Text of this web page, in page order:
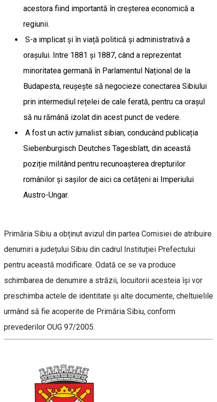
acestora fiind importantă în creșterea economică a
regiunii.
S-a implicat și în viață politică și administrativă a
orașului. Intre 1881 și 1887, când a reprezentat
minoritatea germană în Parlamentul Național de la
Budapesta, reușește să negocieze conectarea Sibiului
prin intermediul rețelei de cale ferată, pentru ca orașul
să nu rămână izolat din acest punct de vedere.
A fost un activ jurnalist sibian, conducând publicația
Siebenburgisch Deutches Tagesblatt, din această
poziție militând pentru recunoașterea drepturilor
românilor și sașilor de aici ca cetățeni ai Imperiului
Austro-Ungar.
Primăria Sibiu a obținut avizul din partea Comisiei de atribuire
denumiri a județului Sibiu din cadrul Instituției Prefectului
pentru această modificare. Odată ce se va produce
schimbarea de denumire a străzii, locuitorii acesteia își vor
preschimba actele de identitate și alte documente, cheltuielile
urmând să fie acoperite de Primăria Sibiu, conform
prevederilor OUG 97/2005.